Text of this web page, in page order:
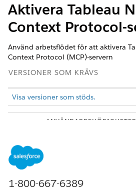
Aktivera Tableau
Context Protocol-
Använd arbetsflödet för att aktivera
Context Protocol (MCP)-servern
VERSIONER SOM KRÄVS
Visa versioner som stöds.
För att använda Tableau Next MCP
uppfylla dessa krav:
Funktionsaktivering: Concierge:
1-800-667-6389